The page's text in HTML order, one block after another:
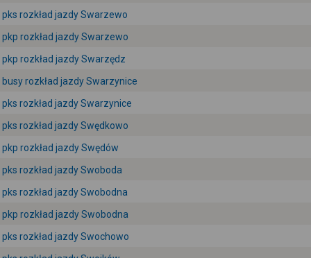
pks rozkład jazdy Swarzewo
pkp rozkład jazdy Swarzewo
pkp rozkład jazdy Swarzędz
busy rozkład jazdy Swarzynice
pks rozkład jazdy Swarzynice
pks rozkład jazdy Swędkowo
pkp rozkład jazdy Swędów
pks rozkład jazdy Swoboda
pks rozkład jazdy Swobodna
pkp rozkład jazdy Swobodna
pks rozkład jazdy Swochowo